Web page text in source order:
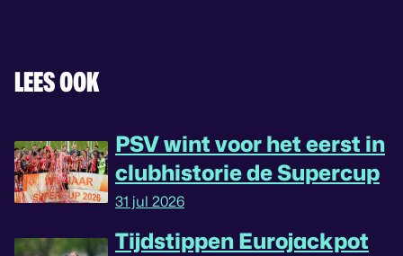
LEES OOK
PSV wint voor het eerst in
clubhistorie de Supercup
31 jul 2026
Tijdstippen Eurojackpot